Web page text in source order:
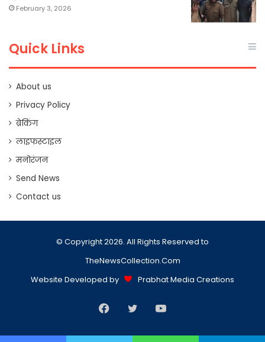
February 3, 2026
Quick Links
About us
Privacy Policy
ब्रेकिंग
लाइफस्टाइल
मनोरंजन
Send News
Contact us
© Copyright 2026. All Rights Reserved to
TheNewsCollection.Com
Website Developed by
Prabhat Media Creations
Facebook
TwitterYouTube